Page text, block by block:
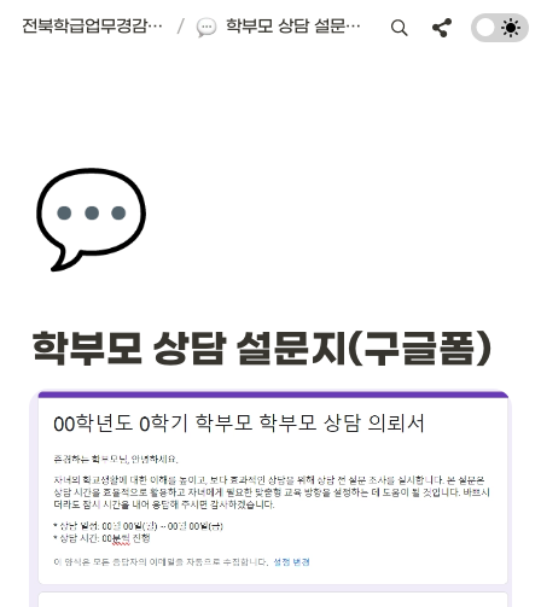
전북학급업무경감 플랫폼 | 서식편의점 / 학부모 상담 설문지(구글폼)
💬
학부모 상담 설문지(구글폼)